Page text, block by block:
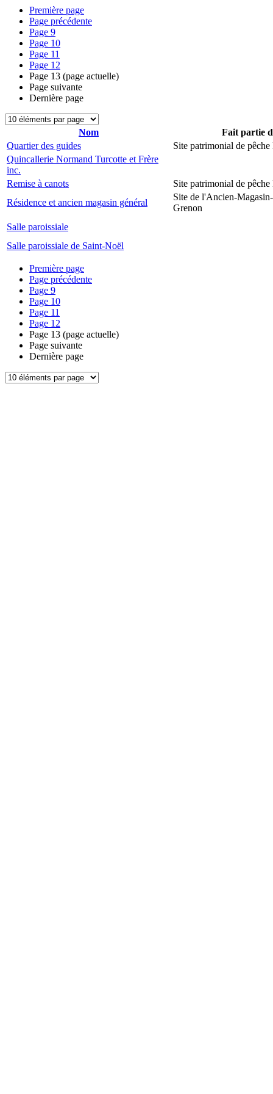
Première page
Page précédente
Page 9
Page 10
Page 11
Page 12
Page 13 (page actuelle)
Page suivante
Dernière page
Nom
Fait partie
Quartier des guides
Site patrimonial de
Quincallerie Normand Turcotte et Frère
inc.
Remise à canots
Site patrimonial de
Résidence et ancien magasin général
Site de l'Ancien-
Grenon
Salle paroissiale
Salle paroissiale de Saint-Noël
Première page
Page précédente
Page 9
Page 10
Page 11
Page 12
Page 13 (page actuelle)
Page suivante
Dernière page